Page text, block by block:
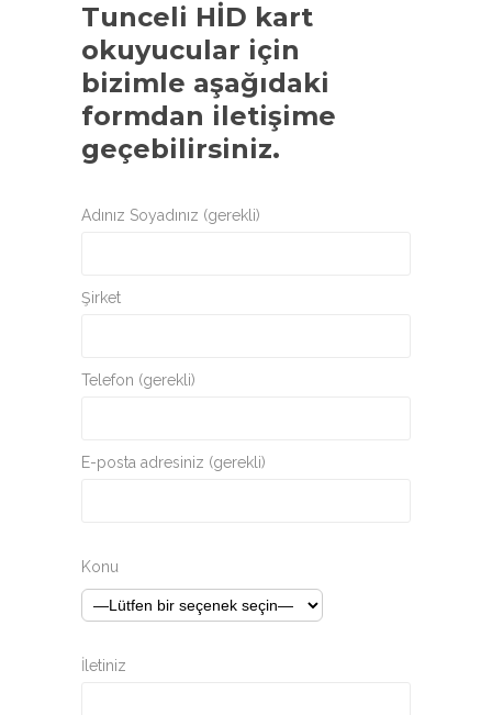
Tunceli HİD kart
okuyucular için
bizimle aşağıdaki
formdan iletişime
geçebilirsiniz.
Adınız Soyadınız (gerekli)
Şirket
Telefon (gerekli)
E-posta adresiniz (gerekli)
Konu
İletiniz